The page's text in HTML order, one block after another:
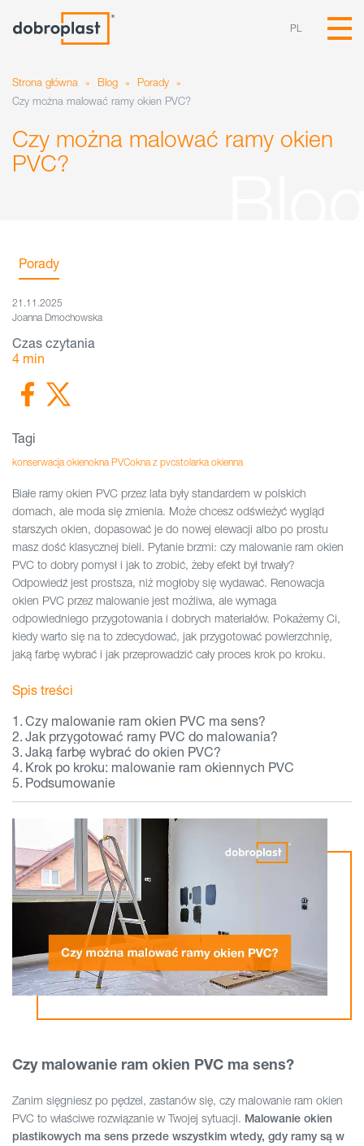
PL
Strona główna » Blog » Porady
»
Czy można malować ramy okien PVC?
Czy można malować ramy okien
PVC?
Białe ramy okien PVC przez lata były standardem w polskich
domach, ale moda się zmienia. Może chcesz odświeżyć wygląd
starszych okien, dopasować je do nowej elewacji albo po prostu
masz dość klasycznej bieli. Pytanie brzmi: czy malowanie ram okien
PVC to dobry pomysł i jak to zrobić, żeby efekt był trwały?
Odpowiedź jest prostsza, niż mogłoby się wydawać. Renowacja
okien PVC przez malowanie jest możliwa, ale wymaga
odpowiedniego przygotowania i dobrych materiałów. Pokażemy Ci,
kiedy warto się na to zdecydować, jak przygotować powierzchnię,
jaką farbę wybrać i jak przeprowadzić cały proces krok po kroku.
Spis treści
Czy malowanie ram okien PVC ma sens?
Jak przygotować ramy PVC do malowania?
Jaką farbę wybrać do okien PVC?
Krok po kroku: malowanie ram okiennych PVC
Podsumowanie
Czy malowanie ram okien PVC ma sens?
Zanim sięgniesz po pędzel, zastanów się, czy malowanie ram okien
PVC to właściwe rozwiązanie w Twojej sytuacji. Malowanie okien
plastikowych ma sens przede wszystkim wtedy, gdy ramy są w
Porady
21.11.2025
Joanna Dmochowska
Czas czytania
4 min
Tagi
konserwacja okienokna PVCokna z pvcstolarka okienna